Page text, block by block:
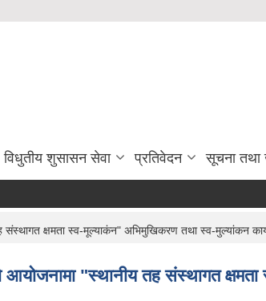
विधुतीय शुसासन सेवा प्रतिवेदन सूचना तथा
क्षमता स्व-मूल्याकंन" अभिमुखिकरण तथा स्व-मुल्यांकन
"स्थानीय तह संस्थागत